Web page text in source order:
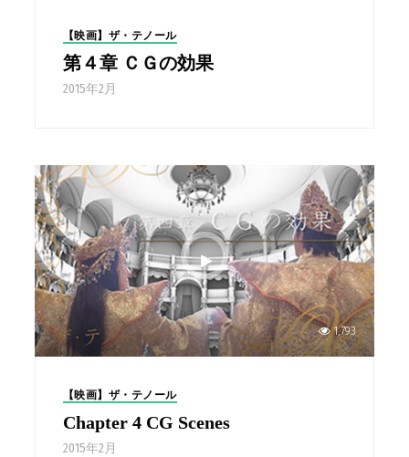
【映画】ザ・テノール
第４章 ＣＧの効果
2015年2月
1,793
【映画】ザ・テノール
Chapter 4 CG Scenes
2015年2月